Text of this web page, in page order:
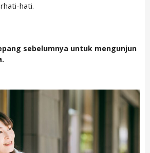
hati.
sebelumnya untuk mengunjun